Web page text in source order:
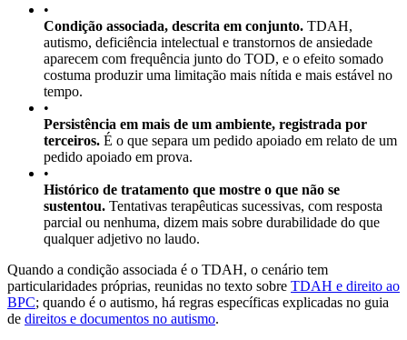
•
Condição associada, descrita em conjunto. TDAH,
autismo, deficiência intelectual e transtornos de ansiedade
aparecem com frequência junto do TOD, e o efeito somado
costuma produzir uma limitação mais nítida e mais estável no
tempo.
•
Persistência em mais de um ambiente, registrada por
terceiros. É o que separa um pedido apoiado em relato de um
pedido apoiado em prova.
•
Histórico de tratamento que mostre o que não se
sustentou. Tentativas terapêuticas sucessivas, com resposta
parcial ou nenhuma, dizem mais sobre durabilidade do que
qualquer adjetivo no laudo.
Quando a condição associada é o TDAH, o cenário tem
particularidades próprias, reunidas no texto sobre TDAH e direito ao
BPC; quando é o autismo, há regras específicas explicadas no guia
de direitos e documentos no autismo.